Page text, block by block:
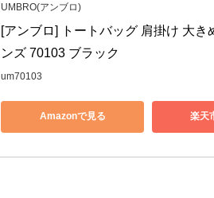
UMBRO(アンブロ)
[アンブロ] トートバッグ 肩掛け 大
ンズ 70103 ブラック
um70103
Amazonで見る 楽天